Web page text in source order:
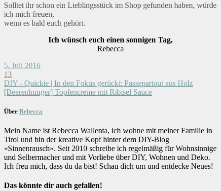
Solltet ihr schon ein Lieblingsstück im Shop gefunden haben, würde
ich mich freuen,
wenn es bald euch gehört.
Ich wünsch euch einen sonnigen Tag,
Rebecca
5. Juli 2016
13
DIY - Quickie | In den Fokus gerückt: Passepartout aus Holz
[Beerenhunger] Topfencreme mit Ribisel Sauce
Über Rebecca
Mein Name ist Rebecca Wallenta, ich wohne mit meiner Familie in
Tirol und bin der kreative Kopf hinter dem DIY-Blog
«Sinnenrausch». Seit 2010 schreibe ich regelmäßig für Wohnsinnige
und Selbermacher und mit Vorliebe über DIY, Wohnen und Deko.
Ich freu mich, dass du da bist! Schau dich um und entdecke Neues!
Das könnte dir auch gefallen!